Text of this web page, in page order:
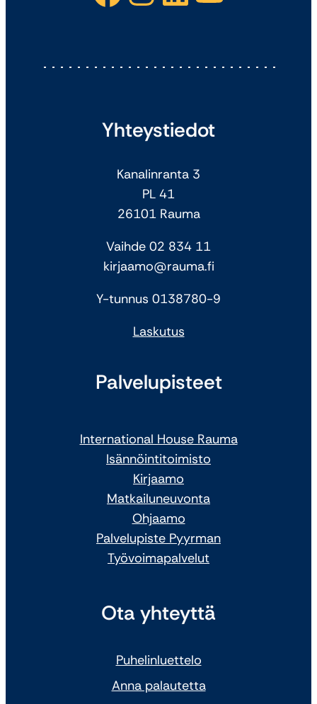
Yhteystiedot
Kanalinranta 3
PL 41
26101 Rauma
Vaihde 02 834 11
kirjaamo@rauma.fi
Y-tunnus 0138780-9
Laskutus
Palvelupisteet
International House Rauma
Isännöintitoimisto
Kirjaamo
Matkailuneuvonta
Ohjaamo
Palvelupiste Pyyrman
Työvoimapalvelut
Ota yhteyttä
Puhelinluettelo
Anna palautetta